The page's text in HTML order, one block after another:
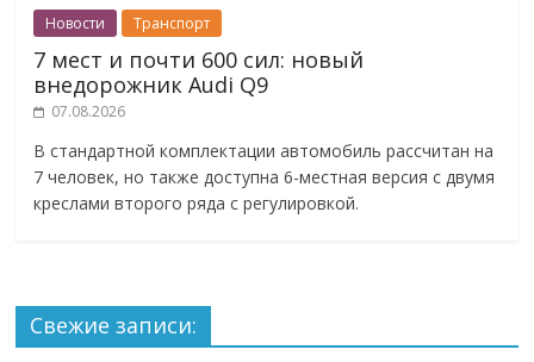
Новости Транспорт
7 мест и почти 600 сил: новый
внедорожник Audi Q9
07.08.2026
В стандартной комплектации автомобиль рассчитан на
7 человек, но также доступна 6-местная версия с двумя
креслами второго ряда с регулировкой.
Свежие записи: